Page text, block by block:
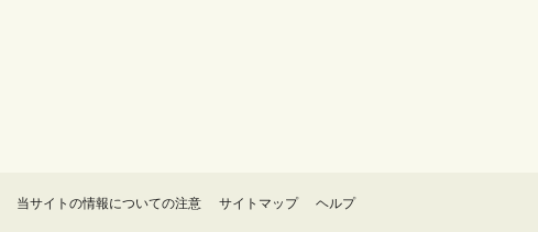
当サイトの情報についての注意 サイトマップ ヘルプ